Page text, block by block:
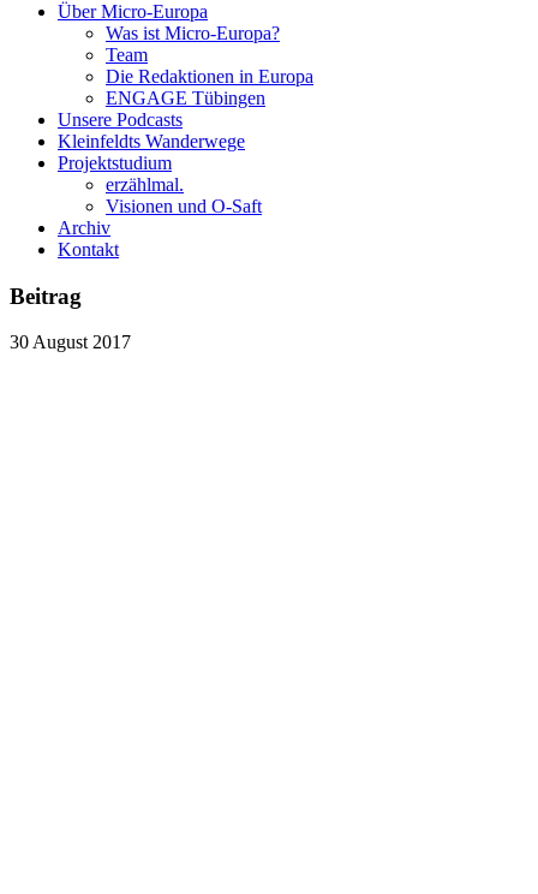
Über Micro-Europa
Was ist Micro-Europa?
Team
Die Redaktionen in Europa
ENGAGE Tübingen
Unsere Podcasts
Kleinfeldts Wanderwege
Projektstudium
erzählmal.
Visionen und O-Saft
Archiv
Kontakt
Beitrag
30August 2017